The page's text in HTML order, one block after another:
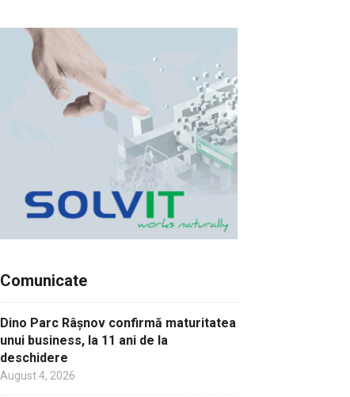
Comunicate
Dino Parc Râșnov confirmă maturitatea
unui business, la 11 ani de la
deschidere
August 4, 2026